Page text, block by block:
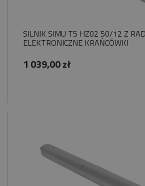
SILNIK SIMU T5 HZ02 50/12 Z
ELEKTRONICZNE KRAŃCÓWKI
1 039,00 zł